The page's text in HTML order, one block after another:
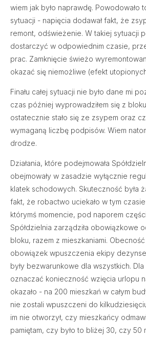
wiem jak było naprawdę. Powodowało
sytuacji - napięcia dodawał fakt, że
remont, odświeżenie. W takiej sytuacji
dostarczyć w odpowiednim czasie,
prac. Zamknięcie świeżo
okazać się niemożliwe (efekt
Finału całej sytuacji nie było dane mi
czas później wyprowadziłem się z
ostatecznie stało się ze zsypem oraz
wymaganą liczbę podpisów. Wiem
drodze.
Działania, które podejmowała
obejmowały w zasadzie wyłącznie
klatek schodowych. Skuteczność była
fakt, że robactwo uciekało w tym
którymś momencie, pod naporem
Spółdzielnia zarządziła obowiązkowe
bloku, razem z mieszkaniami.
obowiązek wpuszczenia ekipy
były bezwarunkowe dla wszystkich.
oznaczać konieczność wzięcia urlopu
okazało - na 200 mieszkań w całym
nie zostali wpuszczeni do
im nie otworzył, czy mieszkańcy
pamiętam, czy było to bliżej 30, czy 50